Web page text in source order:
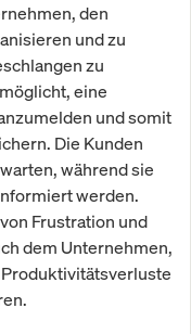
den
und zu
zu
eine
und somit
Die Kunden
während sie
werden.
Frustration und
dem Unternehmen,